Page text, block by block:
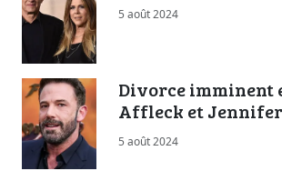
5 août 2024
Divorce imminent
Affleck et Jennifer
5 août 2024